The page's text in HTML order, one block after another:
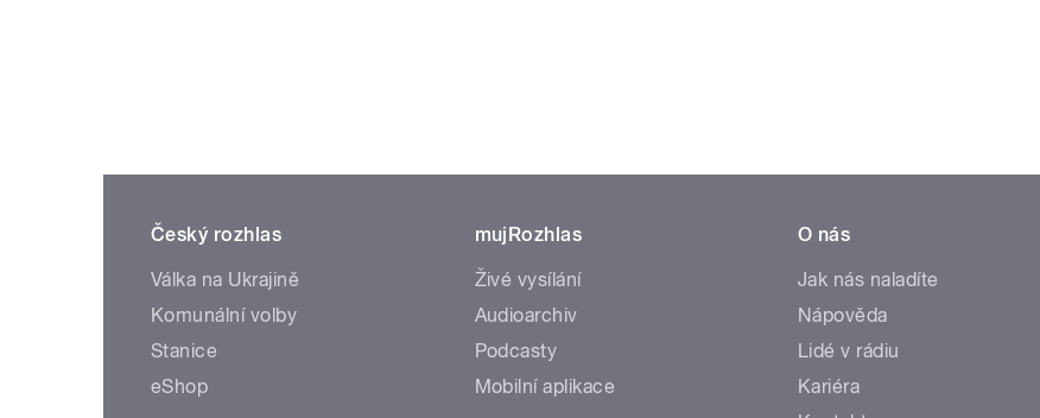
Český rozhlas
Válka na Ukrajině
Komunální volby
Stanice
eShop
mujRozhlas
Živé vysílání
Audioarchiv
Podcasty
Mobilní aplikace
O nás
Jak nás naladíte
Nápověda
Lidé v rádiu
Kariéra